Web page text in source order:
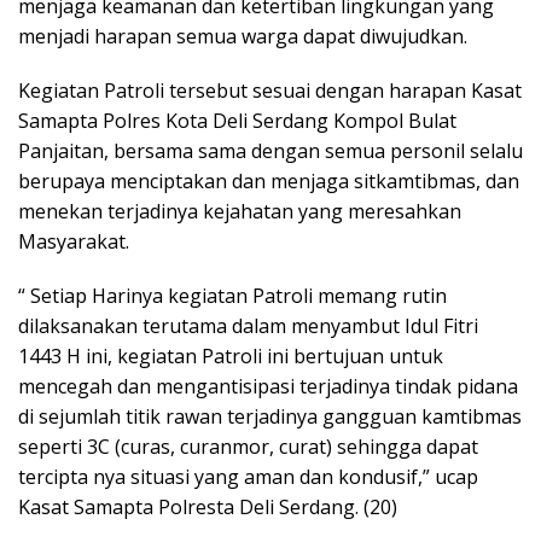
menjaga keamanan dan ketertiban lingkungan yang
menjadi harapan semua warga dapat diwujudkan.
Kegiatan Patroli tersebut sesuai dengan harapan Kasat
Samapta Polres Kota Deli Serdang Kompol Bulat
Panjaitan, bersama sama dengan semua personil selalu
berupaya menciptakan dan menjaga sitkamtibmas, dan
menekan terjadinya kejahatan yang meresahkan
Masyarakat.
“ Setiap Harinya kegiatan Patroli memang rutin
dilaksanakan terutama dalam menyambut Idul Fitri
1443 H ini, kegiatan Patroli ini bertujuan untuk
mencegah dan mengantisipasi terjadinya tindak pidana
di sejumlah titik rawan terjadinya gangguan kamtibmas
seperti 3C (curas, curanmor, curat) sehingga dapat
tercipta nya situasi yang aman dan kondusif,” ucap
Kasat Samapta Polresta Deli Serdang. (20)